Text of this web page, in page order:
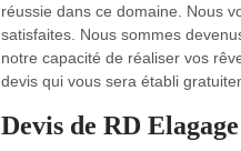
réussie dans ce domaine. Nous
satisfaites. Nous sommes
notre capacité de réaliser vos
devis qui vous sera établi
Devis de RD